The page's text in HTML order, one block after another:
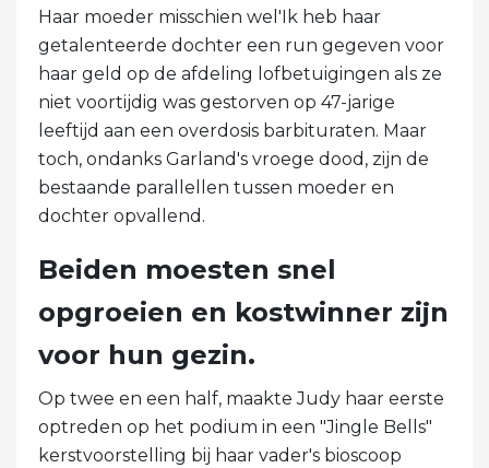
Haar moeder misschien wel'Ik heb haar
getalenteerde dochter een run gegeven voor
haar geld op de afdeling lofbetuigingen als ze
niet voortijdig was gestorven op 47-jarige
leeftijd aan een overdosis barbituraten. Maar
toch, ondanks Garland's vroege dood, zijn de
bestaande parallellen tussen moeder en
dochter opvallend.
Beiden moesten snel
opgroeien en kostwinner zijn
voor hun gezin.
Op twee en een half, maakte Judy haar eerste
optreden op het podium in een "Jingle Bells"
kerstvoorstelling bij haar vader's bioscoop